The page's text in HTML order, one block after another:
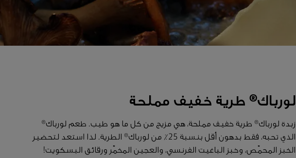
لورباك® طرية خفيف مملحة
زبدة لورباك® طرية خفيف مملحة، هي مزيج من كل ما هو طيب. طعم لورباك®
الذي تحبه، فقط بدهون أقل بنسبة 25٪ من لورباك® الطرية. لذا استعد لتحضير
الخبز المحمّص، وخبز الباغيت الفرنسي، والعجين المخمّر ورقائق البسكويت!